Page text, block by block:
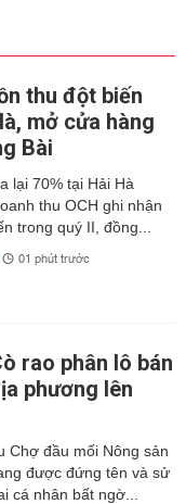
thu đột biến
mở cửa hàng
Bài
lại 70% tại Hải Hà
thu OCH ghi nhận
trong quý II, đồng...
01 phút trước
rao phân lô bán
phương lên
Chợ đầu mối Nông sản
được đứng tên và sử
cá nhân bất ngờ...